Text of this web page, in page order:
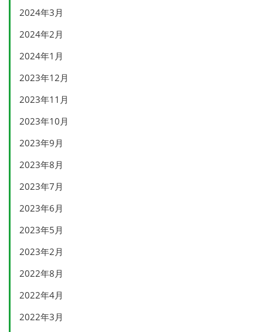
2024年3月
2024年2月
2024年1月
2023年12月
2023年11月
2023年10月
2023年9月
2023年8月
2023年7月
2023年6月
2023年5月
2023年2月
2022年8月
2022年4月
2022年3月